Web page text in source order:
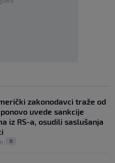
zakonodavci traže od
uvede sankcije
iz RS-a, osudili saslušanja
0